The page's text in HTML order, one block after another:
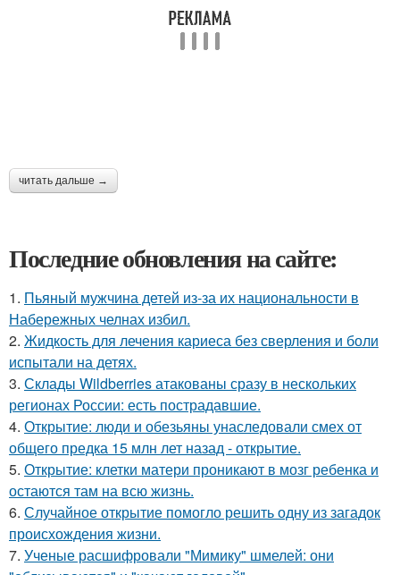
читать дальше →
Последние обновления на сайте:
1. Пьяный мужчина детей из-за их национальности в
Набережных челнах избил.
2. Жидкость для лечения кариеса без сверления и боли
испытали на детях.
3. Склады Wildberries атакованы сразу в нескольких
регионах России: есть пострадавшие.
4. Открытие: люди и обезьяны унаследовали смех от
общего предка 15 млн лет назад - открытие.
5. Открытие: клетки матери проникают в мозг ребенка и
остаются там на всю жизнь.
6. Случайное открытие помогло решить одну из загадок
происхождения жизни.
7. Ученые расшифровали "Мимику" шмелей: они